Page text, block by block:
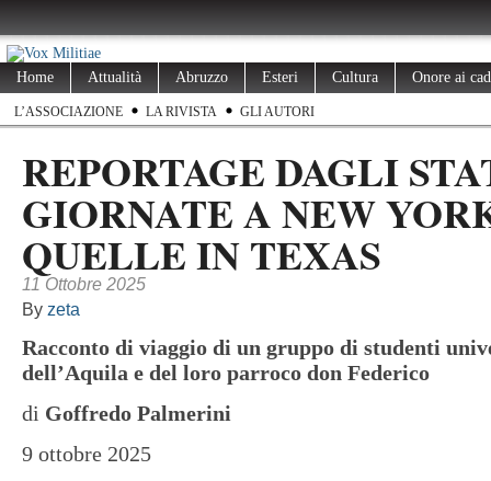
Home Attualità Abruzzo Esteri Cultura Onore ai
L’ASSOCIAZIONE LA RIVISTA GLI AUTORI
REPORTAGE DAGLI
GIORNATE A NEW
QUELLE IN TEXAS
11 Ottobre 2025
By zeta
Racconto di viaggio di un gruppo di studenti
dell’Aquila e del loro parroco don Federico
di Goffredo Palmerini
9 ottobre 2025